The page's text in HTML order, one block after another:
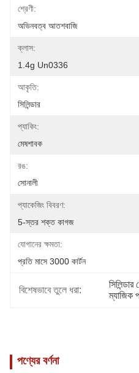
শ্রেণী:
অভিনবত্ব আতশবাজি
ক্লাস:
1.4g Un0336
আকৃতি:
সিলিন্ডার
প্যাকিং:
মেষশাবক
রঙ:
সোনালী
প্যাকেজিং বিবরণ:
5-স্তর শক্ত কাগজ
যোগানের ক্ষমতা:
প্রতি মাসে 3000 কার্টন
বিশেষভাবে তুলে ধরা:
ম্যাজিক
পণ্যের বর্ণনা